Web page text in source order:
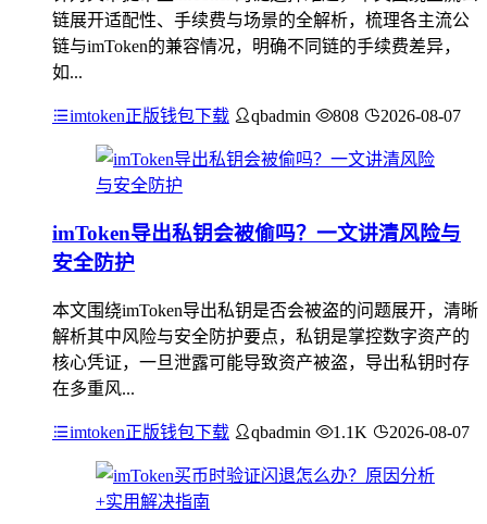
链展开适配性、手续费与场景的全解析，梳理各主流公
链与imToken的兼容情况，明确不同链的手续费差异，
如...
imtoken正版钱包下载 qbadmin 808 2026-08-07
imToken导出私钥会被偷吗？一文讲清风险与
安全防护
本文围绕imToken导出私钥是否会被盗的问题展开，清晰
解析其中风险与安全防护要点，私钥是掌控数字资产的
核心凭证，一旦泄露可能导致资产被盗，导出私钥时存
在多重风...
imtoken正版钱包下载 qbadmin 1.1K 2026-08-07